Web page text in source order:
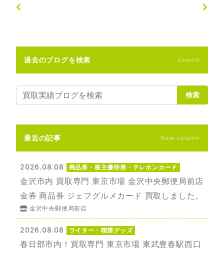
過去のブログを検索 Search
検索
最近の記事 New column
2026.08.08 商品券・株主優待券・テレホンカード
金沢市内 買取専門 東京市場 金沢中央郵便局前店
金券 商品券 ジェフグルメカード 買取しました。
金沢中央郵便局前店
2026.08.08 ライター・喫煙グッズ
春日部市内！買取専門 東京市場 東武豊春駅西口